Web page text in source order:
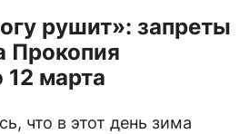
рушит»: запреты
Прокопия
12 марта
что в этот день зима